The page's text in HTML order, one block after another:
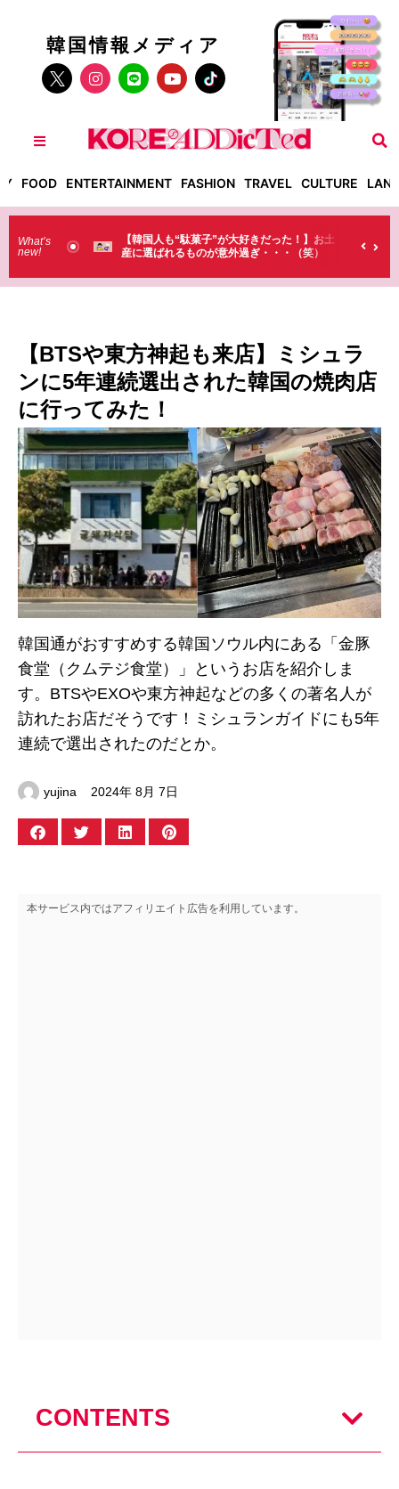
韓国情報メディア
FOOD ENTERTAINMENT FASHION TRAVEL CULTURE
What’s
new!
た！】お土
・（笑）
【そんなものまで買っていくの？】日本のド
ラストで韓国人が買うものがちょっと…
【BTSや東方神起も来店】ミシュラ
ンに5年連続選出された韓国の焼肉店
に行ってみた！
韓国通がおすすめする韓国ソウル内にある「金豚
食堂（クムテジ食堂）」というお店を紹介しま
す。BTSやEXOや東方神起などの多くの著名人が
訪れたお店だそうです！ミシュランガイドにも5年
連続で選出されたのだとか。
yujina 2024年 8月 7日
本サービス内ではアフィリエイト広告を利用しています。
CONTENTS